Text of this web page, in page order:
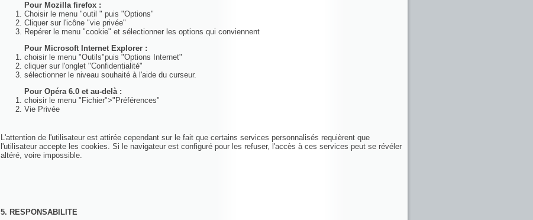
Pour Mozilla firefox :
Choisir le menu "outil " puis "Options"
Cliquer sur l'icône "vie privée"
Repérer le menu "cookie" et sélectionner les options qui conviennent
Pour Microsoft Internet Explorer :
choisir le menu "Outils"puis "Options Internet"
cliquer sur l'onglet "Confidentialité"
sélectionner le niveau souhaité à l'aide du curseur.
Pour Opéra 6.0 et au-delà :
choisir le menu "Fichier">"Préférences"
Vie Privée
L'attention de l'utilisateur est attirée cependant sur le fait que certains services personnalisés requièrent que
l'utilisateur accepte les cookies. Si le navigateur est configuré pour les refuser, l'accès à ces services peut se révéler
altéré, voire impossible.
5. RESPONSABILITE